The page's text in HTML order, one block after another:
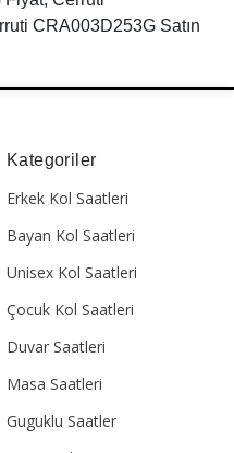
CRA003D253G Satın
Kategoriler
Erkek Kol Saatleri
Bayan Kol Saatleri
Unisex Kol Saatleri
Çocuk Kol Saatleri
Duvar Saatleri
Masa Saatleri
Guguklu Saatler